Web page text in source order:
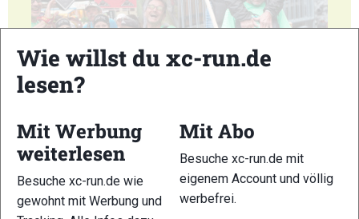
Wie willst du xc-run.de
lesen?
Mit Werbung
weiterlesen
Besuche xc-run.de wie
gewohnt mit Werbung und
Mit Abo
Besuche xc-run.de mit
eigenem Account und völlig
werbefrei.